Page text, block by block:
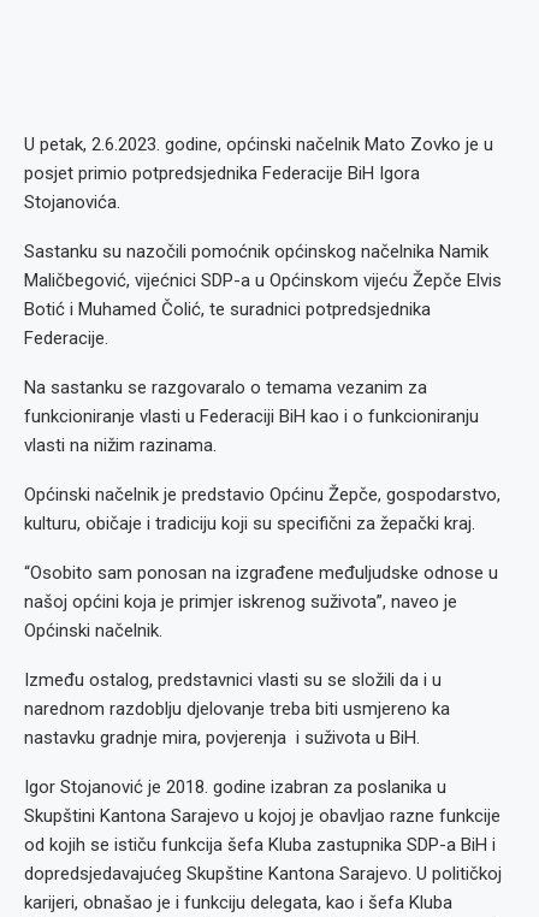
U petak, 2.6.2023. godine, općinski načelnik Mato Zovko je u
posjet primio potpredsjednika Federacije BiH Igora
Stojanovića.
Sastanku su nazočili pomoćnik općinskog načelnika Namik
Maličbegović, vijećnici SDP-a u Općinskom vijeću Žepče Elvis
Botić i Muhamed Čolić, te suradnici potpredsjednika
Federacije.
Na sastanku se razgovaralo o temama vezanim za
funkcioniranje vlasti u Federaciji BiH kao i o funkcioniranju
vlasti na nižim razinama.
Općinski načelnik je predstavio Općinu Žepče, gospodarstvo,
kulturu, običaje i tradiciju koji su specifični za žepački kraj.
“Osobito sam ponosan na izgrađene međuljudske odnose u
našoj općini koja je primjer iskrenog suživota”, naveo je
Općinski načelnik.
Između ostalog, predstavnici vlasti su se složili da i u
narednom razdoblju djelovanje treba biti usmjereno ka
nastavku gradnje mira, povjerenja i suživota u BiH.
Igor Stojanović je 2018. godine izabran za poslanika u
Skupštini Kantona Sarajevo u kojoj je obavljao razne funkcije
od kojih se ističu funkcija šefa Kluba zastupnika SDP-a BiH i
dopredsjedavajućeg Skupštine Kantona Sarajevo. U političkoj
karijeri, obnašao je i funkciju delegata, kao i šefa Kluba